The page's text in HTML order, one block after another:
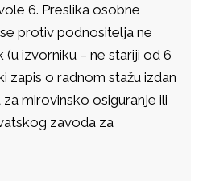
6. Preslika osobne
protiv podnositelja ne
izvorniku – ne stariji od 6
zapis o radnom stažu izdan
mirovinsko osiguranje ili
zavoda za